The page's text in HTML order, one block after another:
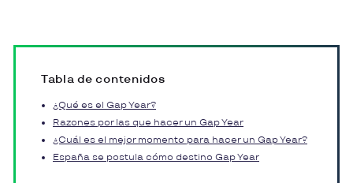
Tabla de contenidos
¿Qué es el Gap Year?
Razones por las que hacer un Gap Year
¿Cuál es el mejor momento para hacer un Gap Year?
España se postula cómo destino Gap Year